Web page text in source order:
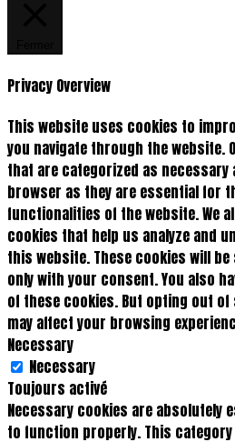
Privacy Overview
This website uses cookies to
you navigate through the website.
that are categorized as
browser as they are essential for
functionalities of the website. We
cookies that help us analyze and
this website. These cookies will
only with your consent. You also
of these cookies. But opting out
may affect your browsing
Necessary
Necessary
Toujours activé
Necessary cookies are absolutely
to function properly. This